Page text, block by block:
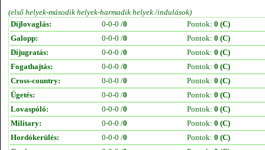
(első helyek-második helyek-harmadik helyek /indulások)
Díjlovaglás:
0-0-0 /0 Pontok: 0 (C)
Galopp:
0-0-0 /0 Pontok: 0 (C)
Díjugratás:
0-0-0 /0 Pontok: 0 (C)
Fogathajtás:
0-0-0 /0 Pontok: 0 (C)
Cross-country:
0-0-0 /0 Pontok: 0 (C)
Ügetés:
0-0-0 /0 Pontok: 0 (C)
Lovaspóló:
0-0-0 /0 Pontok: 0 (C)
Military:
0-0-0 /0 Pontok: 0 (C)
Hordókerülés:
0-0-0 /0 Pontok: 0 (C)